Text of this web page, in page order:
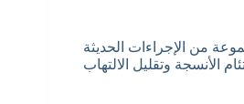
من الإجراءات الحديثة
الأنسجة وتقليل الالتهاب